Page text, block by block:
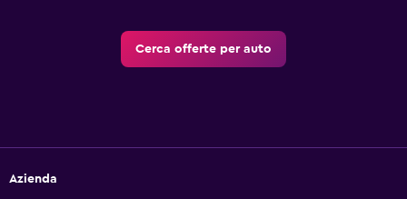
Cerca offerte per auto
Azienda